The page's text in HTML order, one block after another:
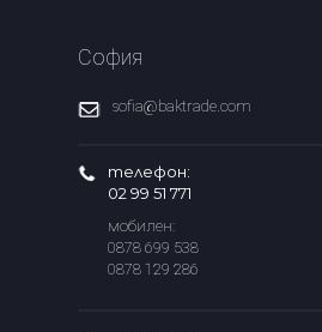
София
sofia@baktrade.com
телефон:
02 99 51 771
мобилен:
0878 699 538
0878 129 286